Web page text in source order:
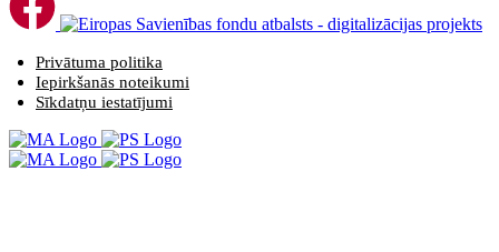
Privātuma politika
Iepirkšanās noteikumi
Sīkdatņu iestatījumi